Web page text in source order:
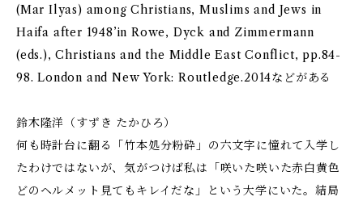
(Mar Ilyas) among Christians, Muslims and Jews in
Haifa after 1948’in Rowe, Dyck and Zimmermann
(eds.), Christians and the Middle East Conflict, pp.84-
98. London and New York: Routledge.2014などがある
鈴木隆洋（すずき たかひろ）
何も時計台に翻る「竹本処分粉砕」の六文字に憧れて入学し
たわけではないが、気がつけば私は「咲いた咲いた赤白黄色
どのヘルメット見てもキレイだな」という大学にいた。結局